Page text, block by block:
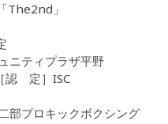
The2nd」
ニティプラザ平野
認 定］ISC
部プロキックボクシング